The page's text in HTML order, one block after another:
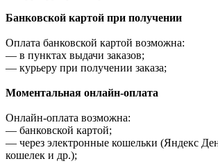
Банковской картой при получении
Оплата банковской картой возможна:
— в пунктах выдачи заказов;
— курьеру при получении заказа;
Моментальная онлайн-оплата
Онлайн-оплата возможна:
— банковской картой;
— через электронные кошельки (Яндекс
кошелек и др.);